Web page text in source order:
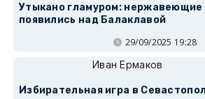
Утыкано гламуром: нержавеющие
появились над Балаклавой
29/09/2025 19:28
Иван Ермаков
Избирательная игра в